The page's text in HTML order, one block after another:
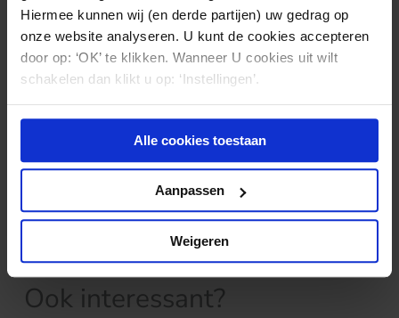
Hiermee kunnen wij (en derde partijen) uw gedrag op
onze website analyseren. U kunt de cookies accepteren
door op: ‘OK’ te klikken. Wanneer U cookies uit wilt
schakelen dan klikt u op: ‘Instellingen’.
Alle cookies toestaan
Aanpassen
Weigeren
De inhoud van een privacyverklaring vertoont
overigens wel overlap met de inhoud van een
gegevensbeschermingsbeleid. In een
terug, zij het in minder detail. Een privacyverklaring
kan in die zin als uitvloeisel van
gegevensbeschermingsbeleid worden beschouwd.
Nieuws & kennis
Ook interessant?